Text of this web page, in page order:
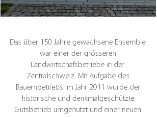
Das über 150 Jahre gewachsene Ensemble
war einer der grösseren
Landwirtschafsbetriebe in der
Zentralschweiz. Mit Aufgabe des
Bauernbetriebs im Jahr 2011 wurde der
historische und denkmalgeschützte
Gutsbetrieb umgenutzt und einer neuen